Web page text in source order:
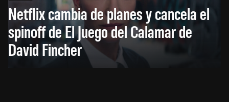
Netflix cambia de planes y cancela el
spinoff de El Juego del Calamar de
David Fincher